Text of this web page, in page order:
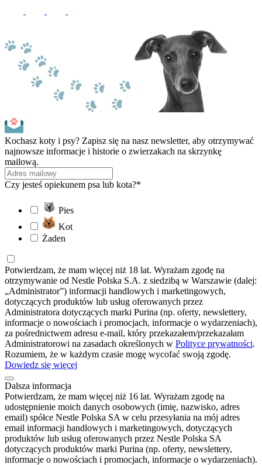
Kochasz koty i psy? Zapisz się na nasz newsletter, aby otrzymywać
najnowsze informacje i historie o zwierzakach na skrzynkę
mailową.
Czy jesteś opiekunem psa lub kota?*
Pies
Kot
Żaden
Potwierdzam, że mam więcej niż 18 lat. Wyrażam zgodę na
otrzymywanie od Nestle Polska S.A. z siedzibą w Warszawie (dalej:
„Administrator”) informacji handlowych i marketingowych,
dotyczących produktów lub usług oferowanych przez
Administratora dotyczących marki Purina (np. oferty, newslettery,
informacje o nowościach i promocjach, informacje o wydarzeniach),
za pośrednictwem adresu e-mail, który przekazałem/przekazałam
Administratorowi na zasadach określonych w Polityce prywatności.
Rozumiem, że w każdym czasie mogę wycofać swoją zgodę.
Dowiedz się więcej
Dalsza informacja
Potwierdzam, że mam więcej niż 16 lat. Wyrażam zgodę na
udostępnienie moich danych osobowych (imię, nazwisko, adres
email) spółce Nestle Polska SA w celu przesyłania na mój adres
email informacji handlowych i marketingowych, dotyczących
produktów lub usług oferowanych przez Nestle Polska SA
dotyczących produktów marki Purina (np. oferty, newslettery,
informacje o nowościach i promocjach, informacje o wydarzeniach).